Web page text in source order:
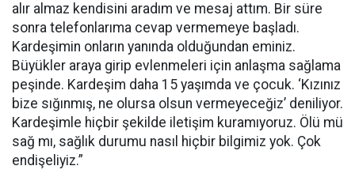
alır almaz kendisini aradım ve mesaj attım. Bir süre
sonra telefonlarıma cevap vermemeye başladı.
Kardeşimin onların yanında olduğundan eminiz.
Büyükler araya girip evlenmeleri için anlaşma sağlama
peşinde. Kardeşim daha 15 yaşımda ve çocuk. ‘Kızınız
bize sığınmış, ne olursa olsun vermeyeceğiz’ deniliyor.
Kardeşimle hiçbir şekilde iletişim kuramıyoruz. Ölü mü
sağ mı, sağlık durumu nasıl hiçbir bilgimiz yok. Çok
endişeliyiz.”